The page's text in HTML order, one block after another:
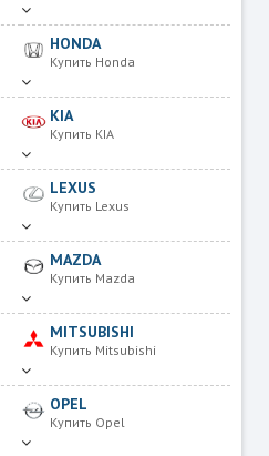
HONDA
Купить Honda
KIA
Купить KIA
LEXUS
Купить Lexus
MAZDA
Купить Mazda
MITSUBISHI
Купить Mitsubishi
OPEL
Купить Opel